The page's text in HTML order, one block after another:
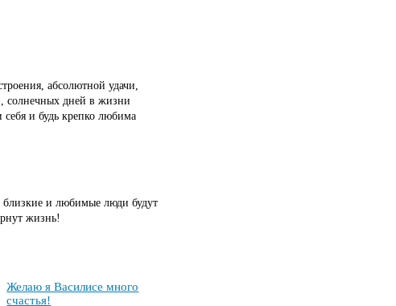
абсолютной удачи,
солнечных дней в жизни
и будь крепко любима
близкие и любимые люди будут
жизнь!
Же­лаю я Ва­си­ли­се мно­го
счастья!